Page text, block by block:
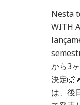
Nesta
WITH
から3
決定
は、後